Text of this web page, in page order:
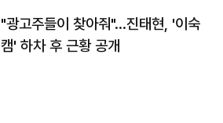
"광고주들이 찾아줘"…진태현, '이숙
캠' 하차 후 근황 공개